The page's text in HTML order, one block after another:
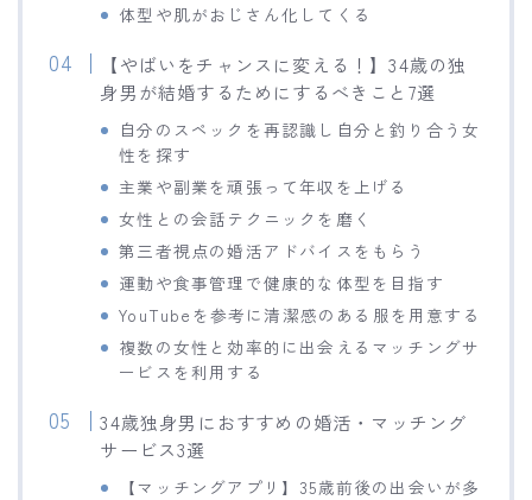
体型や肌がおじさん化してくる
【やばいをチャンスに変える！】34歳の独
身男が結婚するためにするべきこと7選
自分のスペックを再認識し自分と釣り合う女
性を探す
主業や副業を頑張って年収を上げる
女性との会話テクニックを磨く
第三者視点の婚活アドバイスをもらう
運動や食事管理で健康的な体型を目指す
YouTubeを参考に清潔感のある服を用意する
複数の女性と効率的に出会えるマッチングサ
ービスを利用する
34歳独身男におすすめの婚活・マッチング
サービス3選
【マッチングアプリ】35歳前後の出会いが多